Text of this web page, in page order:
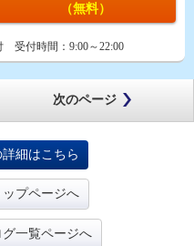
（無料）
受付時間： 9:00～22:00
次のページ
細はこちら
プページへ
一覧ページへ